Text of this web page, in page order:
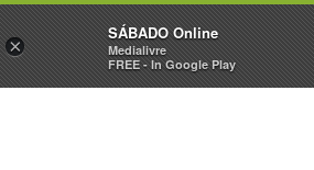
Sábado Assine
×
SÁBADO Online
Medialivre
FREE - In Google Play